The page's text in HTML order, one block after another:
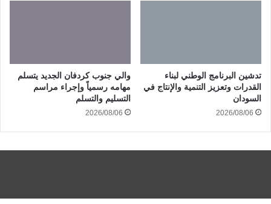
تدشين البرنامج الوطني لبناء
القدرات وتعزيز التنمية والإنتاج في
السودان
2026/08/06
والي جنوب كردفان الجديد يتسلم
مهامه رسمياً وإجراء مراسم
التسليم والتسلم
2026/08/06